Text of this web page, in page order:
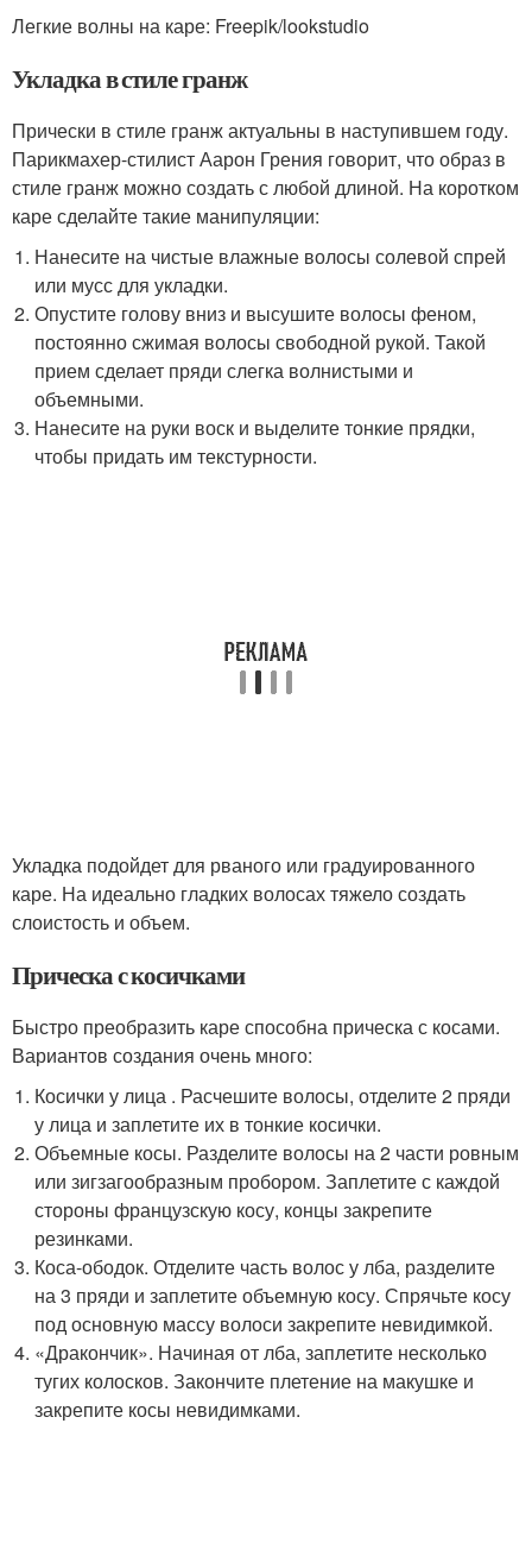
Легкие волны на каре: Freepik/lookstudio
Укладка в стиле гранж
Прически в стиле гранж актуальны в наступившем году.
Парикмахер-стилист Аарон Грения говорит, что образ в
стиле гранж можно создать с любой длиной. На коротком
каре сделайте такие манипуляции:
Нанесите на чистые влажные волосы солевой спрей
или мусс для укладки.
Опустите голову вниз и высушите волосы феном,
постоянно сжимая волосы свободной рукой. Такой
прием сделает пряди слегка волнистыми и
объемными.
Нанесите на руки воск и выделите тонкие прядки,
чтобы придать им текстурности.
Укладка подойдет для рваного или градуированного
каре. На идеально гладких волосах тяжело создать
слоистость и объем.
Прическа с косичками
Быстро преобразить каре способна прическа с косами.
Вариантов создания очень много:
Косички у лица . Расчешите волосы, отделите 2 пряди
у лица и заплетите их в тонкие косички.
Объемные косы. Разделите волосы на 2 части ровным
или зигзагообразным пробором. Заплетите с каждой
стороны французскую косу, концы закрепите
резинками.
Коса-ободок. Отделите часть волос у лба, разделите
на 3 пряди и заплетите объемную косу. Спрячьте косу
под основную массу волоси закрепите невидимкой.
«Дракончик». Начиная от лба, заплетите несколько
тугих колосков. Закончите плетение на макушке и
закрепите косы невидимками.